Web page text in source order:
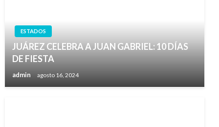
ESTADOS
JUÁREZ CELEBRA A JUAN GABRIEL: 10 DÍAS
DE FIESTA
admin agosto 16, 2024